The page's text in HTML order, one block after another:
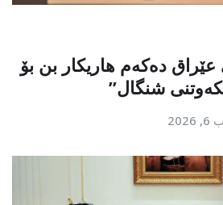
دەكەم هاریكار بن بۆ
شنگال”